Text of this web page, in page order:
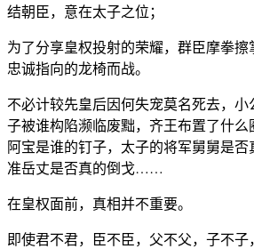
结朝臣，意在太子之位；
为了分享皇权投射的荣耀，群臣摩拳
忠诚指向的龙椅而战。
不必计较先皇后因何失宠莫名死去，
子被谁构陷濒临废黜，齐王布置了什么
阿宝是谁的钉子，太子的将军舅舅是
准岳丈是否真的倒戈……
在皇权面前，真相并不重要。
即使君不君，臣不臣，父不父，子不